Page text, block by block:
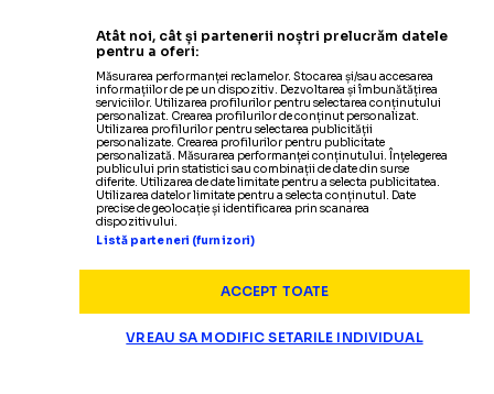
Atât noi, cât și partenerii noștri prelucrăm datele
pentru a oferi:
Măsurarea performanței reclamelor. Stocarea și/sau accesarea
informațiilor de pe un dispozitiv. Dezvoltarea și îmbunătățirea
serviciilor. Utilizarea profilurilor pentru selectarea conținutului
personalizat. Crearea profilurilor de conținut personalizat.
Utilizarea profilurilor pentru selectarea publicității
personalizate. Crearea profilurilor pentru publicitate
personalizată. Măsurarea performanței conținutului. Înțelegerea
publicului prin statistici sau combinații de date din surse
diferite. Utilizarea de date limitate pentru a selecta publicitatea.
Utilizarea datelor limitate pentru a selecta conținutul. Date
precise de geolocație și identificarea prin scanarea
dispozitivului.
Listă parteneri (furnizori)
ACCEPT TOATE
VREAU SA MODIFIC SETARILE INDIVIDUAL